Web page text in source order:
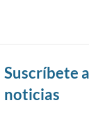
Suscríbete
noticias